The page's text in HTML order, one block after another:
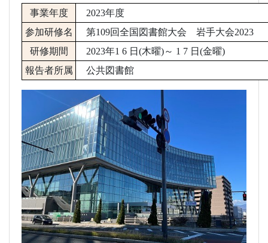
事業年度
2023年度
参加研修名
第109回全国図書館大会 岩手大会2023
研修期間
2023年1 6 日 (木曜)～ 1 7 日 (金曜)
報告者所属
公共図書館